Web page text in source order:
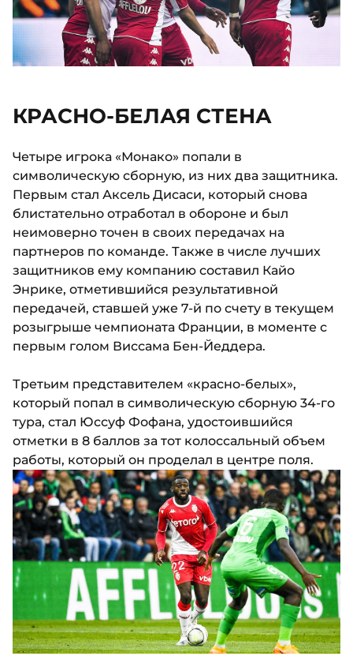
КРАСНО-БЕЛАЯ СТЕНА
Четыре игрока «Монако» попали в
символическую сборную, из них два защитника.
Первым стал Аксель Дисаси, который снова
блистательно отработал в обороне и был
неимоверно точен в своих передачах на
партнеров по команде. Также в числе лучших
защитников ему компанию составил Кайо
Энрике, отметившийся результативной
передачей, ставшей уже 7-й по счету в текущем
розыгрыше чемпионата Франции, в моменте с
первым голом Виссама Бен-Йеддера.
Третьим представителем «красно-белых»,
который попал в символическую сборную 34-го
тура, стал Юссуф Фофана, удостоившийся
отметки в 8 баллов за тот колоссальный объем
работы, который он проделал в центре поля.